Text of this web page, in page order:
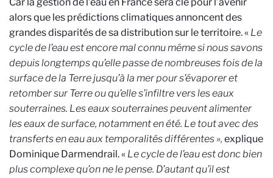
Car la gestion de l’eau en France sera clé pour l’avenir
alors que les prédictions climatiques annoncent des
grandes disparités de sa distribution sur le territoire. « Le
cycle de l’eau est encore mal connu même si nous savons
depuis longtemps qu’elle passe de nombreuses fois de la
surface de la Terre jusqu’à la mer pour s’évaporer et
retomber sur Terre ou qu’elle s’infiltre vers les eaux
souterraines. Les eaux souterraines peuvent alimenter
les eaux de surface, notamment en été. Le tout avec des
transferts en eau aux temporalités différentes », explique
Dominique Darmendrail. « Le cycle de l’eau est donc bien
plus complexe qu’on ne le pense. D’autant qu’il est